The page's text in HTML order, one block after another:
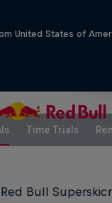
United States of
Time Trials
Bull